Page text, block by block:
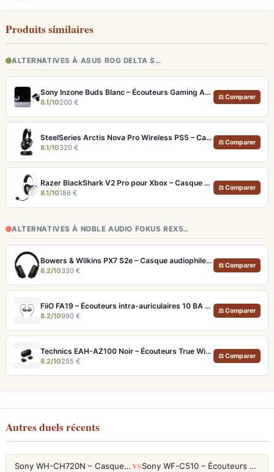
Produits similaires
ALTERNATIVES À ASUS ROG DELTA S…
Sony Inzone Buds Blanc – Écouteurs Gaming ANC Autonomie 12h/24h
8.1/10200 €
⚖ Comparer
SteelSeries Arctis Nova Pro Wireless PS5 – Casque gaming sans fil avec double batterie et son Hi-Res
8.1/10320 €
⚖ Comparer
Razer BlackShark V2 Pro pour Xbox – Casque gaming sans fil avec autonomie 48h et audio esports
8.1/10186 €
⚖ Comparer
ALTERNATIVES À NOBLE AUDIO FOKUS REX5…
Bowers & Wilkins PX7 S2e – Casque audiophile sans fil ANC 30h
8.2/10330 €
⚖ Comparer
FiiO FA19 – Écouteurs intra-auriculaires 10 BA Knowles avec technologie S.Turbo
8.2/10990 €
⚖ Comparer
Technics EAH-AZ100 Noir – Écouteurs True Wireless audiophiles avec drivers MFD et autonomie 29h
8.2/10255 €
⚖ Comparer
Autres duels récents
Sony WH-CH720N – Casque ANC 35h, Ultra-léger (192g) avec Processeur V1 VS Sony WF-C510 – Écouteurs True Wireless compacts, autonomie 22h et multipoint